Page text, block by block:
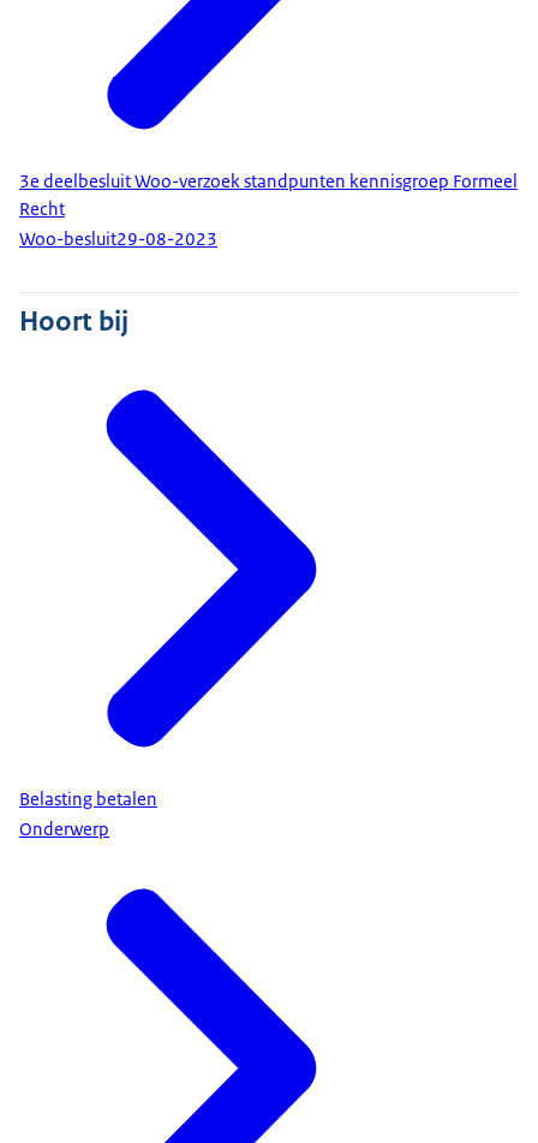
3e deelbesluit Woo-verzoek standpunten kennisgroep Formeel
Recht
Woo-besluit29-08-2023
Hoort bij
Belasting betalen
Onderwerp